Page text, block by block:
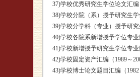
37)学校优秀研究生学位论文汇编
38)学校分院（系）授予研究生学
39)学校分学科（专业）授予研究
40)学校各院系新增授予学位专业
41)学校新增授予研究生学位专业
42)学校固定资产汇编（1989～
43)学校博士论文题目汇编（1982